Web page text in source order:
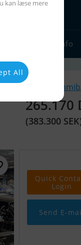
Sejlerinfo
Lignende
265.170
(383.300
Quick
Login
Send E-
kan læse mere
All